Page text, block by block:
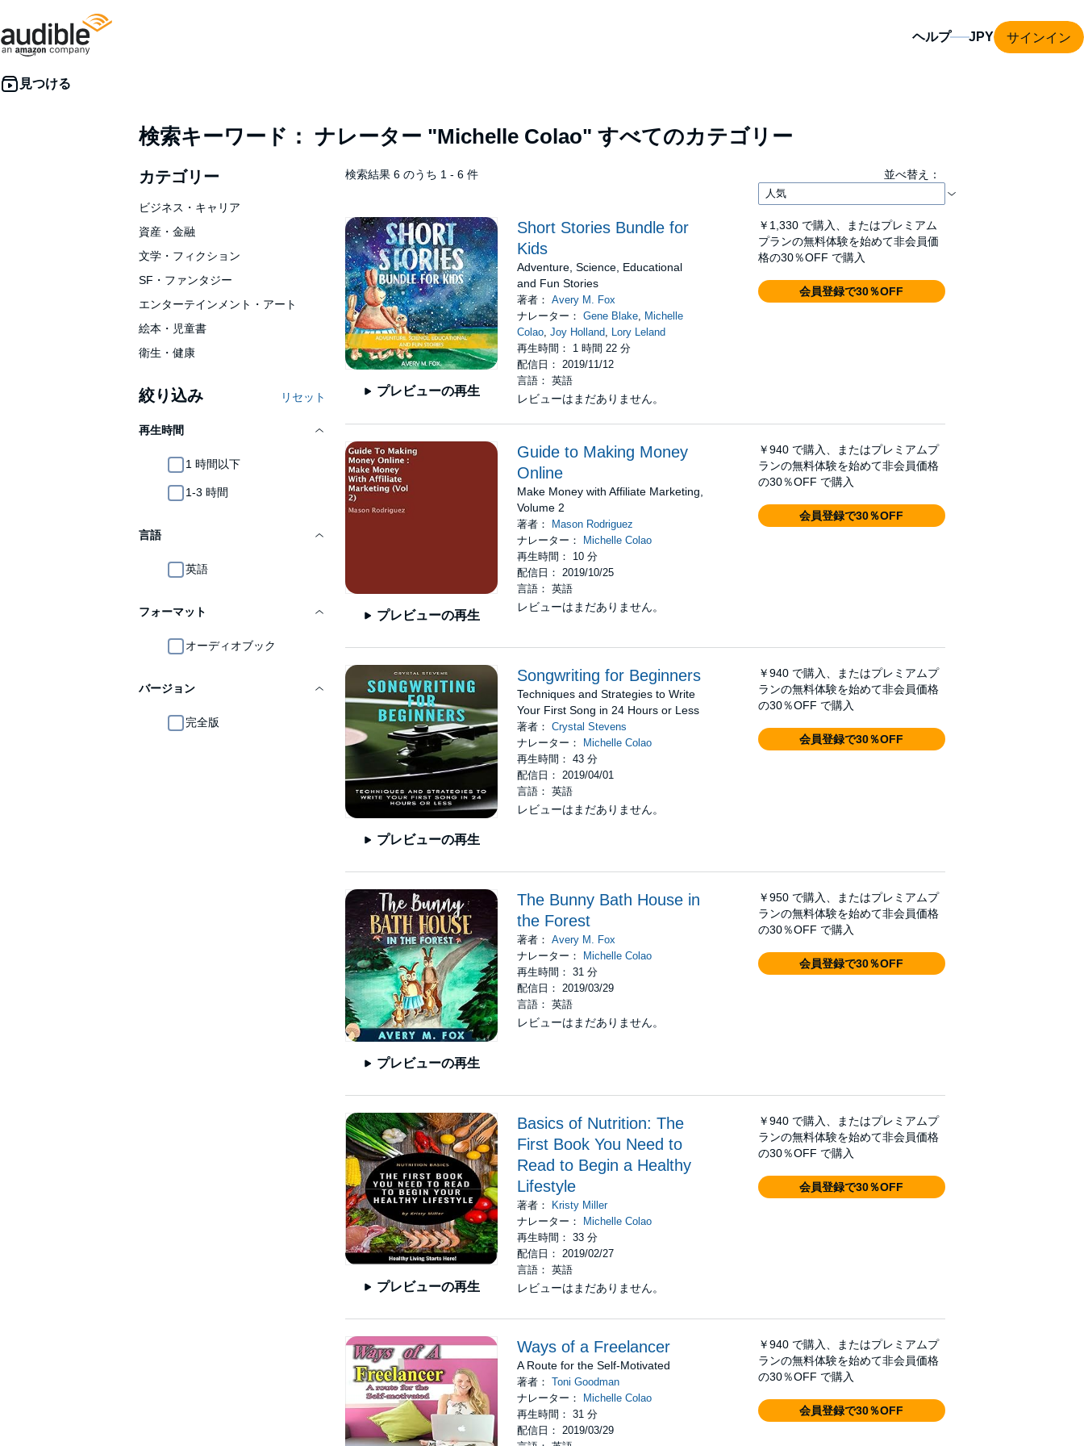
ヘルプ サインイン
検索キーワード： ナレーター "Michelle Colao" すべてのカテゴリー
カテゴリー
ビジネス・キャリア
資産・金融
文学・フィクション
SF・ファンタジー
エンターテインメント・アート
絵本・児童書
衛生・健康
絞り込み リセット
再生時間
1 時間以下
1-3 時間
言語
英語
フォーマット
オーディオブック
バージョン
完全版
検索結果 6 のうち 1 - 6 件 並べ替え：
プレビューの再生
Short Stories Bundle for
Kids
Adventure, Science, Educational
and Fun Stories
著者：Avery M. Fox
ナレーター：Gene Blake, Michelle
Colao,Joy Holland, Lory Leland
再生時間： 1 時間 22 分
配信日： 2019/11/12
言語： 英語
レビューはまだありません。
￥1,330 で購入、またはプレミアム
プランの無料体験を始めて非会員価
格の30％OFF で購入
会員登録で30％OFF
プレビューの再生
Guide to Making Money
Online
Make Money with Affiliate Marketing,
Volume 2
著者：
Mason Rodriguez
ナレーター：
Michelle Colao
再生時間： 10 分
配信日： 2019/10/25
言語： 英語
レビューはまだありません。
￥940 で購入、またはプレミアムプ
ランの無料体験を始めて非会員価格
の30％OFF で購入
会員登録で30％OFF
プレビューの再生
Songwriting for Beginners
Techniques and Strategies to Write
Your First Song in 24 Hours or Less
著者：Crystal Stevens
ナレーター：
Michelle Colao
再生時間： 43 分
配信日： 2019/04/01
言語： 英語
レビューはまだありません。
￥940 で購入、またはプレミアムプ
ランの無料体験を始めて非会員価格
の30％OFF で購入
会員登録で30％OFF
プレビューの再生
The Bunny Bath House in
the Forest
著者：Avery M. Fox
ナレーター： Michelle Colao
再生時間： 31 分
配信日： 2019/03/29
言語： 英語
レビューはまだありません。
￥950 で購入、またはプレミアムプ
ランの無料体験を始めて非会員価格
の30％OFF で購入
会員登録で30％OFF
プレビューの再生
Basics of Nutrition: The
First Book You Need to
Read to Begin a Healthy
Lifestyle
著者：
Kristy Miller
ナレーター：
Michelle Colao
再生時間： 33 分
配信日： 2019/02/27
言語： 英語
レビューはまだありません。
￥940 で購入、またはプレミアムプ
ランの無料体験を始めて非会員価格
の30％OFF で購入
会員登録で30％OFF
Ways of a Freelancer
A Route for the Self-Motivated
著者：Toni Goodman
ナレーター：
Michelle Colao
再生時間： 31 分
配信日： 2019/03/29
￥940 で購入、またはプレミアムプ
ランの無料体験を始めて非会員価格
の30％OFF で購入
会員登録で30％OFF